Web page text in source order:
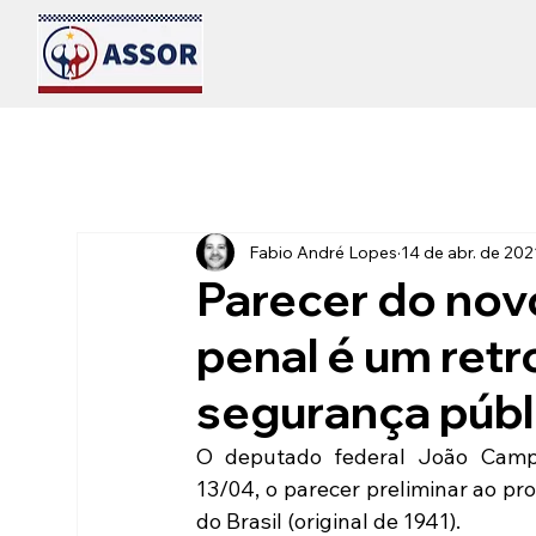
Parecer do
penal é um
segurança
Fabio André Lopes 14 de abr. de
O deputado federal João
13/04, o parecer preliminar ao
do Brasil (original de 1941).